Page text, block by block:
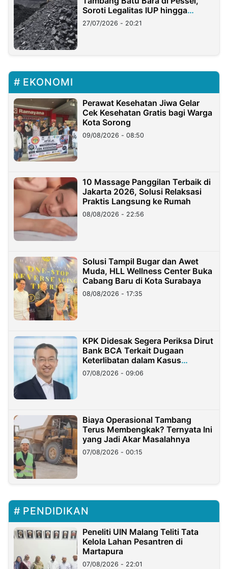
Soroti Legalitas IUP hingga
Stockpile
27/07/2026 - 20:21
EKONOMI
Perawat Kesehatan Jiwa Gelar
Cek Kesehatan Gratis bagi Warga
Kota Sorong
09/08/2026 - 08:50
10 Massage Panggilan Terbaik di
Jakarta 2026, Solusi Relaksasi
Praktis Langsung ke Rumah
08/08/2026 - 22:56
Solusi Tampil Bugar dan Awet
Muda, HLL Wellness Center Buka
Cabang Baru di Kota Surabaya
08/08/2026 - 17:35
KPK Didesak Segera Periksa Dirut
Bank BCA Terkait Dugaan
Keterlibatan dalam Kasus
Hilangnya Dana Nasabah Rp2,58
Miliar
07/08/2026 - 09:06
Biaya Operasional Tambang
Terus Membengkak? Ternyata Ini
yang Jadi Akar Masalahnya
07/08/2026 - 00:15
PENDIDIKAN
Peneliti UIN Malang Teliti Tata
Kelola Lahan Pesantren di
Martapura
07/08/2026 - 22:01